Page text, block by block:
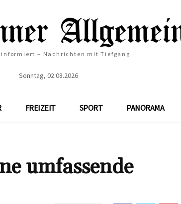
informiert – Nachrichten mit Tiefgang
Sonntag, 02.08.2026
FREIZEIT SPORT PANORAMA
umfassende